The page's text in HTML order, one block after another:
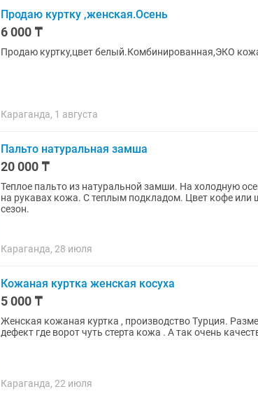
Продаю куртку ,женская.Осень
6 000 ₸
Продаю куртку,цвет белый.Комбинированная,ЭКО
Караганда, 1 августа
Пальто натуральная замша
20 000 ₸
Теплое пальто из натуральной замши. На холодную
на рукавах кожа. С теплым подкладом. Цвет кофе или
сезон.
Караганда, 28 июля
Кожаная куртка женская косуха
5 000 ₸
Женская кожаная куртка , производство Турция.
дефект где ворот чуть стерта кожа . А так очень
Караганда, 22 июля